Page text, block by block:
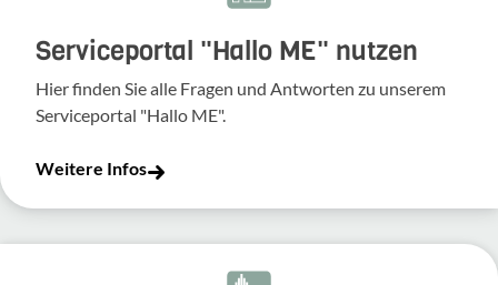
Serviceportal "Hallo ME" nutzen
Hier finden Sie alle Fragen und Antworten zu unserem
Serviceportal "Hallo ME".
Weitere Infos